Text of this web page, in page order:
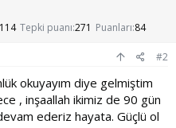
114 Tepki puanı 271 Puanları 84
#2
okuyayım diye gelmiştim
, inşaallah ikimiz de 90 gün
ederiz hayata. Güçlü ol